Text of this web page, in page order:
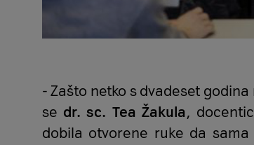
- Zašto netko s dvadeset
se dr. sc. Tea Žakula,
dobila otvorene ruke da